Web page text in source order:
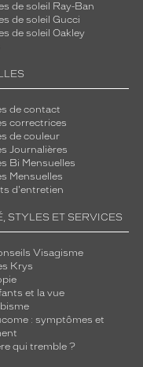
de soleil Ray-Ban
de soleil Gucci
de soleil Oakley
de contact
correctrices
de couleur
Journalières
Bi Mensuelles
Mensuelles
d'entretien
STYLES ET SERVICES
Visagisme
Krys
et la vue
: symptômes et
qui tremble ?